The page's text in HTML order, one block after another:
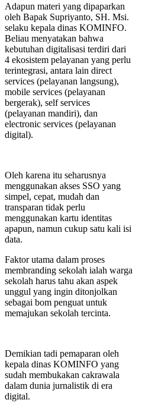
Adapun materi yang dipaparkan
oleh Bapak Supriyanto, SH. Msi.
selaku kepala dinas KOMINFO.
Beliau menyatakan bahwa
kebutuhan digitalisasi terdiri dari
4 ekosistem pelayanan yang perlu
terintegrasi, antara lain direct
services (pelayanan langsung),
mobile services (pelayanan
bergerak), self services
(pelayanan mandiri), dan
electronic services (pelayanan
digital).
Oleh karena itu seharusnya
menggunakan akses SSO yang
simpel, cepat, mudah dan
transparan tidak perlu
menggunakan kartu identitas
apapun, namun cukup satu kali isi
data.
Faktor utama dalam proses
membranding sekolah ialah warga
sekolah harus tahu akan aspek
unggul yang ingin ditonjolkan
sebagai bom penguat untuk
memajukan sekolah tercinta.
Demikian tadi pemaparan oleh
kepala dinas KOMINFO yang
sudah membukakan cakrawala
dalam dunia jurnalistik di era
digital.